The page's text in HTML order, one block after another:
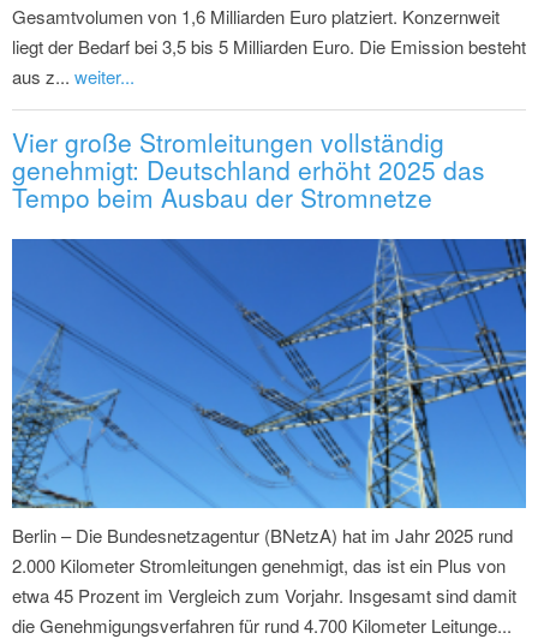
Gesamtvolumen von 1,6 Milliarden Euro platziert. Konzernweit
liegt der Bedarf bei 3,5 bis 5 Milliarden Euro. Die Emission besteht
aus z... weiter...
Vier große Stromleitungen vollständig
genehmigt: Deutschland erhöht 2025 das
Tempo beim Ausbau der Stromnetze
Berlin – Die Bundesnetzagentur (BNetzA) hat im Jahr 2025 rund
2.000 Kilometer Stromleitungen genehmigt, das ist ein Plus von
etwa 45 Prozent im Vergleich zum Vorjahr. Insgesamt sind damit
die Genehmigungsverfahren für rund 4.700 Kilometer Leitunge...